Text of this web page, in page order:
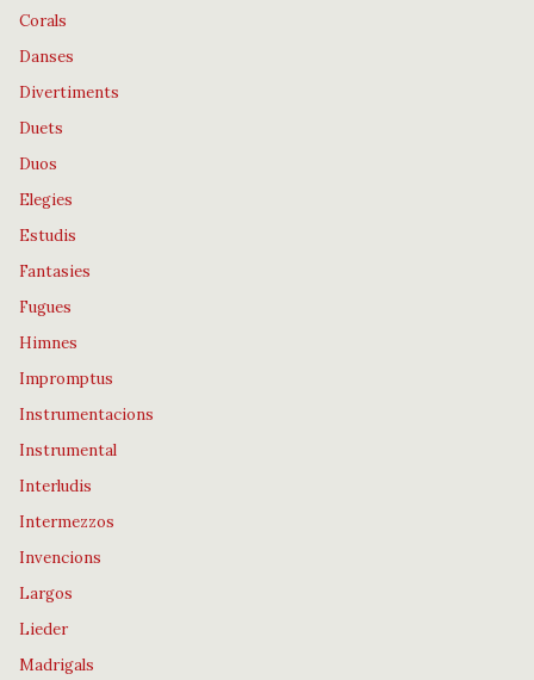
Corals
Danses
Divertiments
Duets
Duos
Elegies
Estudis
Fantasies
Fugues
Himnes
Impromptus
Instrumentacions
Instrumental
Interludis
Intermezzos
Invencions
Largos
Lieder
Madrigals